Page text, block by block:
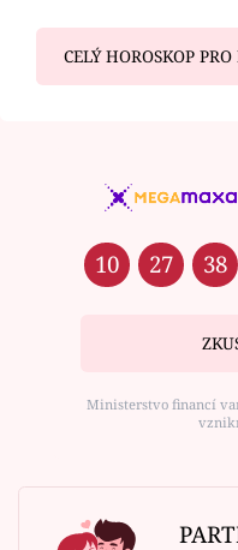
CELÝ HOROSKOP
10 27 38
Ministerstvo financí